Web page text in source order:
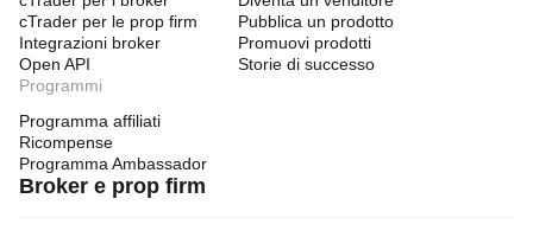
cTrader per le prop firm
Integrazioni broker
Open API
Pubblica un prodotto
Promuovi prodotti
Storie di successo
Programmi
Programma affiliati
Ricompense
Programma Ambassador
Broker e prop firm